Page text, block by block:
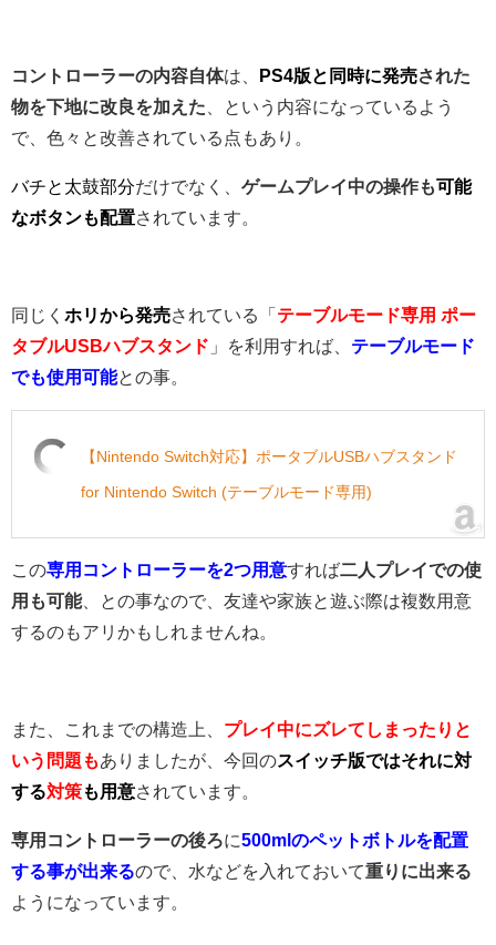
コントローラーの内容自体は、 PS4版と同時に発売された
物を下地に改良を加えた 、という内容になっているよう
で、色々と改善されている点もあり。
バチと太鼓部分だけでなく、 ゲームプレイ中の操作も可能
なボタンも配置されています。
同じく ホリから発売されている「テーブルモード専用 ポー
タブルUSBハブスタンド 」を利用すれば、 テーブルモード
でも使用可能との事。
【Nintendo Switch対応】ポータブルUSBハブスタンド
for Nintendo Switch (テーブルモード専用)
この専用コントローラーを2つ用意すれば二人プレイでの使
用も可能、との事なので、友達や家族と遊ぶ際は複数用意
するのもアリかもしれませんね。
また、これまでの構造上、 プレイ中にズレてしまったりと
いう問題もありましたが、今回のスイッチ版ではそれに対
する対策も用意されています。
専用コントローラーの後ろに500mlのペットボトルを配置
する事が出来るので、水などを入れておいて重りに出来る
ようになっています。